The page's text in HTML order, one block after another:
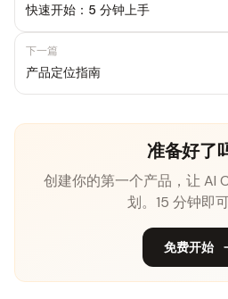
快速开始：5 分钟上手
下一篇
产品定位指南
准备好了
创建你的第一个产品，让 AI
划。15 分钟即可
免费开始